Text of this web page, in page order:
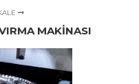
MAKİNASI